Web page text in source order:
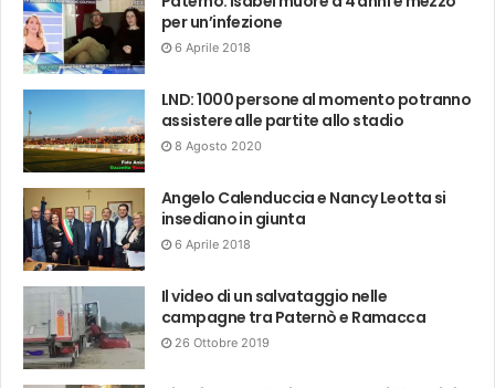
per un’infezione
6 Aprile 2018
LND: 1000 persone al momento potranno
assistere alle partite allo stadio
8 Agosto 2020
Angelo Calenduccia e Nancy Leotta si
insediano in giunta
6 Aprile 2018
Il video di un salvataggio nelle
campagne tra Paternò e Ramacca
26 Ottobre 2019